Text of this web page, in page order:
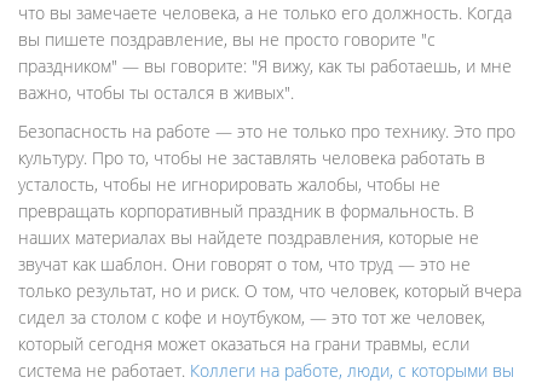
что вы замечаете человека, а не только его должность. Когда
вы пишете поздравление, вы не просто говорите "с
праздником" — вы говорите: "Я вижу, как ты работаешь, и мне
важно, чтобы ты остался в живых".
Безопасность на работе — это не только про технику. Это про
культуру. Про то, чтобы не заставлять человека работать в
усталость, чтобы не игнорировать жалобы, чтобы не
превращать корпоративный праздник в формальность. В
наших материалах вы найдете поздравления, которые не
звучат как шаблон. Они говорят о том, что труд — это не
только результат, но и риск. О том, что человек, который вчера
сидел за столом с кофе и ноутбуком, — это тот же человек,
который сегодня может оказаться на грани травмы, если
система не работает. Коллеги на работе, люди, с которыми вы